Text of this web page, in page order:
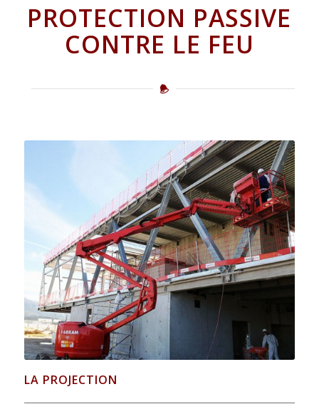
PROTECTION PASSIVE
CONTRE LE FEU
LA PROJECTION